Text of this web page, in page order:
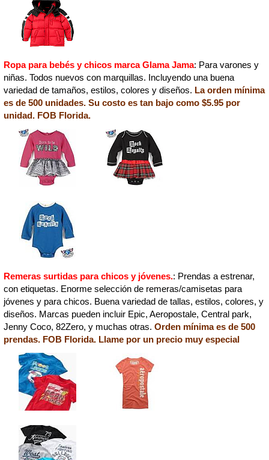
Ropa para bebés y chicos marca Glama Jama: Para varones y
niñas. Todos nuevos con marquillas. Incluyendo una buena
variedad de tamaños, estilos, colores y diseños. La orden mínima
es de 500 unidades. Su costo es tan bajo como $5.95 por
unidad. FOB Florida.
Remeras surtidas para chicos y jóvenes.: Prendas a estrenar,
con etiquetas. Enorme selección de remeras/camisetas para
jóvenes y para chicos. Buena variedad de tallas, estilos, colores, y
diseños. Marcas pueden incluir Epic, Aeropostale, Central park,
Jenny Coco, 82Zero, y muchas otras. Orden mínima es de 500
prendas. FOB Florida. Llame por un precio muy especial